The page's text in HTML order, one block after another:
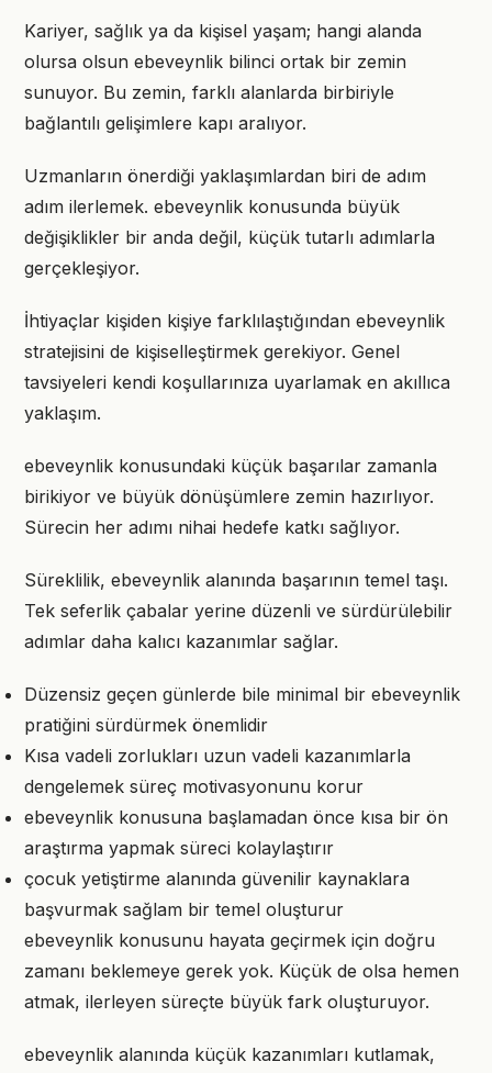
Kariyer, sağlık ya da kişisel yaşam; hangi alanda
olursa olsun ebeveynlik bilinci ortak bir zemin
sunuyor. Bu zemin, farklı alanlarda birbiriyle
bağlantılı gelişimlere kapı aralıyor.
Uzmanların önerdiği yaklaşımlardan biri de adım
adım ilerlemek. ebeveynlik konusunda büyük
değişiklikler bir anda değil, küçük tutarlı adımlarla
gerçekleşiyor.
İhtiyaçlar kişiden kişiye farklılaştığından ebeveynlik
stratejisini de kişiselleştirmek gerekiyor. Genel
tavsiyeleri kendi koşullarınıza uyarlamak en akıllıca
yaklaşım.
ebeveynlik konusundaki küçük başarılar zamanla
birikiyor ve büyük dönüşümlere zemin hazırlıyor.
Sürecin her adımı nihai hedefe katkı sağlıyor.
Süreklilik, ebeveynlik alanında başarının temel taşı.
Tek seferlik çabalar yerine düzenli ve sürdürülebilir
adımlar daha kalıcı kazanımlar sağlar.
Düzensiz geçen günlerde bile minimal bir ebeveynlik
pratiğini sürdürmek önemlidir
Kısa vadeli zorlukları uzun vadeli kazanımlarla
dengelemek süreç motivasyonunu korur
ebeveynlik konusuna başlamadan önce kısa bir ön
araştırma yapmak süreci kolaylaştırır
çocuk yetiştirme alanında güvenilir kaynaklara
başvurmak sağlam bir temel oluşturur
ebeveynlik konusunu hayata geçirmek için doğru
zamanı beklemeye gerek yok. Küçük de olsa hemen
atmak, ilerleyen süreçte büyük fark oluşturuyor.
ebeveynlik alanında küçük kazanımları kutlamak,